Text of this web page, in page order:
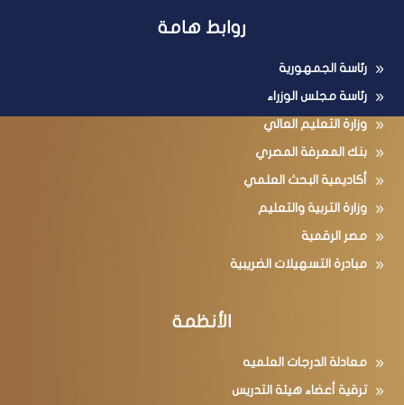
روابط هامة
رئاسة الجمهورية
رئاسة مجلس الوزراء
وزارة التعليم العالي
بنك المعرفة المصري
أكاديمية البحث العلمي
وزارة التربية والتعليم
مصر الرقمية
مبادرة التسهيلات الضريبية
الأنظمة
معادلة الدرجات العلميه
ترقية أعضاء هيئة التدريس